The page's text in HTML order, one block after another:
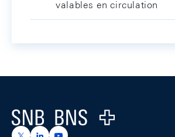
valables en circulation
Logo